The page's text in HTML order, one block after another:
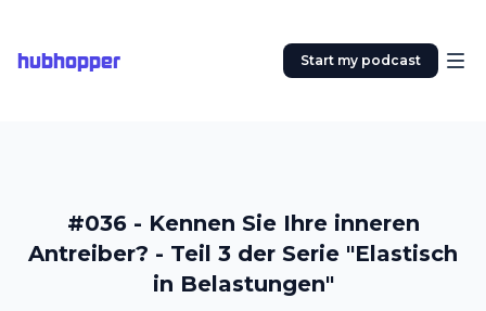
hubhopper Start my podcast
#036 - Kennen Sie Ihre inneren
Antreiber? - Teil 3 der Serie "Elastisch
in Belastungen"